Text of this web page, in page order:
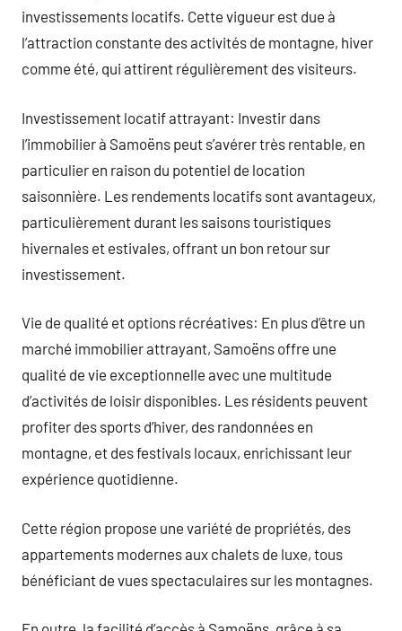
investissements locatifs. Cette vigueur est due à
l’attraction constante des activités de montagne, hiver
comme été, qui attirent régulièrement des visiteurs.
Investissement locatif attrayant: Investir dans
l’immobilier à Samoëns peut s’avérer très rentable, en
particulier en raison du potentiel de location
saisonnière. Les rendements locatifs sont avantageux,
particulièrement durant les saisons touristiques
hivernales et estivales, offrant un bon retour sur
investissement.
Vie de qualité et options récréatives: En plus d’être un
marché immobilier attrayant, Samoëns offre une
qualité de vie exceptionnelle avec une multitude
d’activités de loisir disponibles. Les résidents peuvent
profiter des sports d’hiver, des randonnées en
montagne, et des festivals locaux, enrichissant leur
expérience quotidienne.
Cette région propose une variété de propriétés, des
appartements modernes aux chalets de luxe, tous
bénéficiant de vues spectaculaires sur les montagnes.